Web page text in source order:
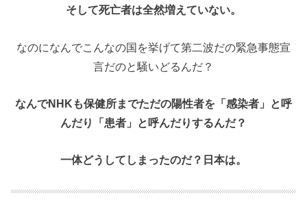
そして死亡者は全然増えていない。
なのになんでこんなの国を挙げて第二波だの緊急事態宣
言だのと騒いどるんだ？
なんでNHKも保健所までただの陽性者を「感染者」と呼
んだり「患者」と呼んだりするんだ？
一体どうしてしまったのだ？日本は。